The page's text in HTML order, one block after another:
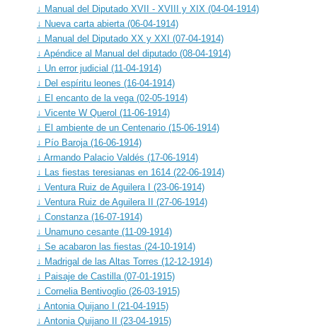
↓ Manual del Diputado XVII - XVIII y XIX (04-04-1914)
↓ Nueva carta abierta (06-04-1914)
↓ Manual del Diputado XX y XXI (07-04-1914)
↓ Apéndice al Manual del diputado (08-04-1914)
↓ Un error judicial (11-04-1914)
↓ Del espíritu leones (16-04-1914)
↓ El encanto de la vega (02-05-1914)
↓ Vicente W Querol (11-06-1914)
↓ El ambiente de un Centenario (15-06-1914)
↓ Pío Baroja (16-06-1914)
↓ Armando Palacio Valdés (17-06-1914)
↓ Las fiestas teresianas en 1614 (22-06-1914)
↓ Ventura Ruiz de Aguilera I (23-06-1914)
↓ Ventura Ruiz de Aguilera II (27-06-1914)
↓ Constanza (16-07-1914)
↓ Unamuno cesante (11-09-1914)
↓ Se acabaron las fiestas (24-10-1914)
↓ Madrigal de las Altas Torres (12-12-1914)
↓ Paisaje de Castilla (07-01-1915)
↓ Cornelia Bentivoglio (26-03-1915)
↓ Antonia Quijano I (21-04-1915)
↓ Antonia Quijano II (23-04-1915)